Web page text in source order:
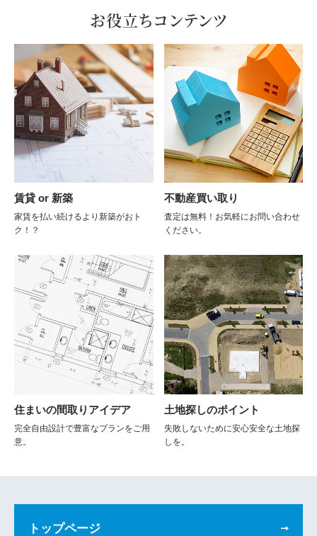
お役立ちコンテンツ
賃貸 or 新築
家賃を払い続けるより新築がおト
ク！？
不動産買い取り
査定は無料！お気軽にお問い合わせ
ください。
住まいの間取りアイデア
完全自由設計で豊富なプランをご用
意。
土地探しのポイント
失敗しないために安心安全な土地探
しを。
トップページ